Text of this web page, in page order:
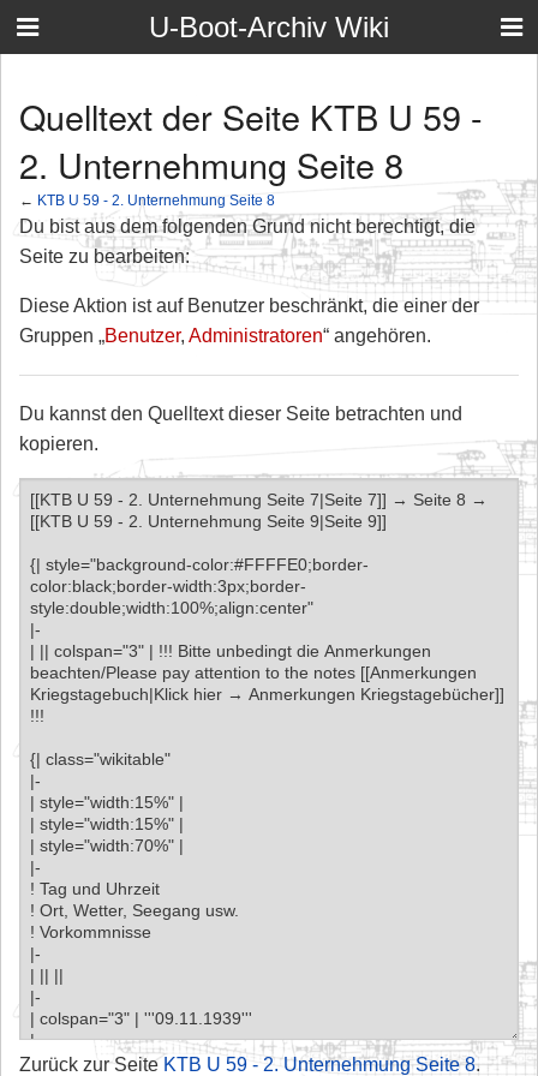
U-Boot-Archiv Wiki
Quelltext der Seite KTB U 59 -
2. Unternehmung Seite 8
← KTB U 59 - 2. Unternehmung Seite 8
Du bist aus dem folgenden Grund nicht berechtigt, die
Seite zu bearbeiten:
Diese Aktion ist auf Benutzer beschränkt, die einer der
Gruppen „Benutzer, Administratoren“ angehören.
Du kannst den Quelltext dieser Seite betrachten und
kopieren.
Zurück zur Seite KTB U 59 - 2. Unternehmung Seite 8.